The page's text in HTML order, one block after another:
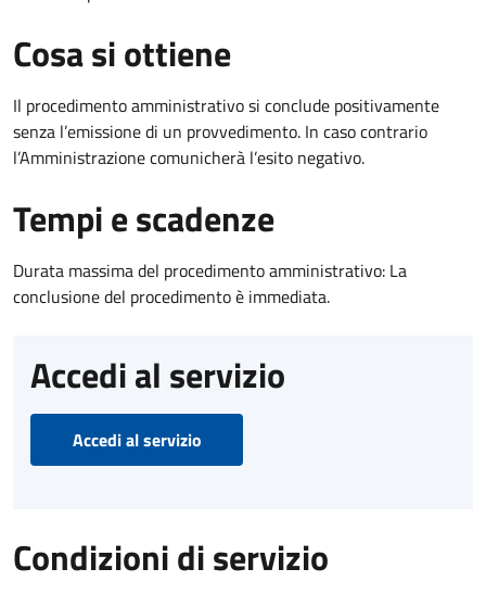
Cosa si ottiene
Il procedimento amministrativo si conclude positivamente
senza l’emissione di un provvedimento. In caso contrario
l’Amministrazione comunicherà l’esito negativo.
Tempi e scadenze
Durata massima del procedimento amministrativo: La
conclusione del procedimento è immediata.
Accedi al servizio
Accedi al servizio
Condizioni di servizio